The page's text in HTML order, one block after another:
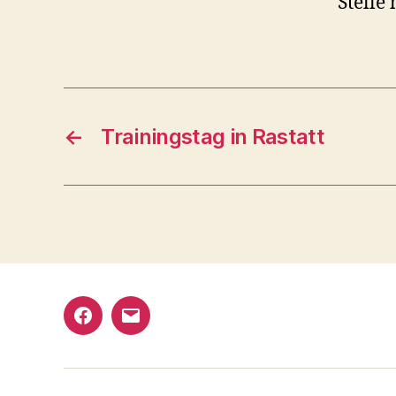
← Trainingstag in Rastatt
Armare
Facebook
Email
Armare-